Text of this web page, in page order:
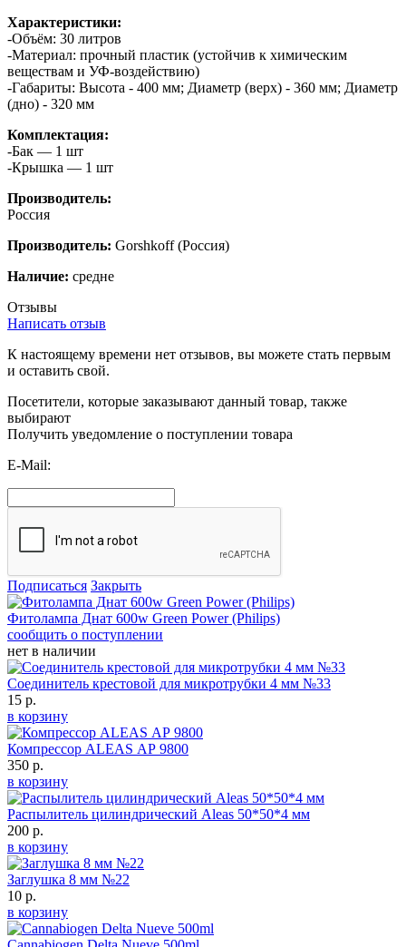
Характеристики:
-Объём: 30 литров
-Материал: прочный пластик (устойчив к химическим
веществам и УФ-воздействию)
-Габариты: Высота - 400 мм; Диаметр (верх) - 360 мм; Диаметр
(дно) - 320 мм
Комплектация:
-Бак — 1 шт
-Крышка — 1 шт
Производитель:
Россия
Производитель: Gorshkoff(Россия)
Наличие: средне
Отзывы
Написать отзыв
К настоящему времени нет отзывов, вы можете стать первым
и оставить свой.
Посетители, которые заказывают данный товар, также
выбирают
Получить уведомление о поступлении товара
E-Mail:
Подписаться Закрыть
Фитолампа Днат 600w Green Power (Philips)
сообщить о поступлении
нет в наличии
Соединитель крестовой для микротрубки 4 мм №33
15 р.
в корзину
Компрессор ALEAS АР 9800
350 р.
в корзину
Распылитель цилиндрический Aleas 50*50*4 мм
200 р.
в корзину
Заглушка 8 мм №22
10 р.
в корзину